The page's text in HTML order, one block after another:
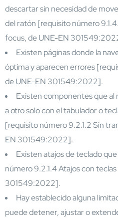
descartar sin necesidad de
del ratón [requisito número
focus, de UNE-EN
Existen páginas donde la
óptima y aparecen errores
de UNE-EN 301549:2022].
Existen componentes que al
a otro solo con el tabulador o
[requisito número 9.2.1.2 Sin
EN 301549:2022].
Existen atajos de teclado
número 9.2.1.4 Atajos con
301549:2022].
Hay establecido alguna
puede detener, ajustar o